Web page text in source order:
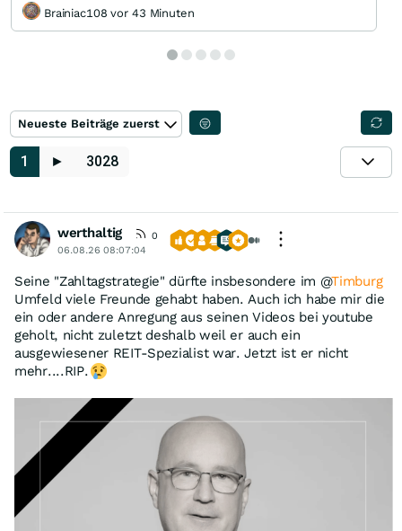
Brainiac108 vor 43 Minuten
Neueste Beiträge zuerst
1 ► 3028
werthaltig
0
06.08.26 08:07:04
Seine "Zahltagstrategie" dürfte insbesondere im @Timburg
Umfeld viele Freunde gehabt haben. Auch ich habe mir die
ein oder andere Anregung aus seinen Videos bei youtube
geholt, nicht zuletzt deshalb weil er auch ein
ausgewiesener REIT-Spezialist war. Jetzt ist er nicht
mehr....RIP.